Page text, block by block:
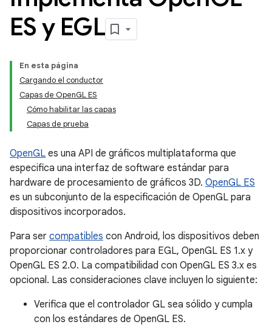
ES y EGL
En esta página
Cargando el conductor
Capas de OpenGL ES
Cómo habilitar las capas
Capas de prueba
OpenGL es una API de gráficos multiplataforma que
especifica una interfaz de software estándar para
hardware de procesamiento de gráficos 3D. OpenGL ES
es un subconjunto de la especificación de OpenGL para
dispositivos incorporados.
Para ser compatibles con Android, los dispositivos deben
proporcionar controladores para EGL, OpenGL ES 1.x y
OpenGL ES 2.0. La compatibilidad con OpenGL ES 3.x es
opcional. Las consideraciones clave incluyen lo siguiente:
Verifica que el controlador GL sea sólido y cumpla
con los estándares de OpenGL ES.